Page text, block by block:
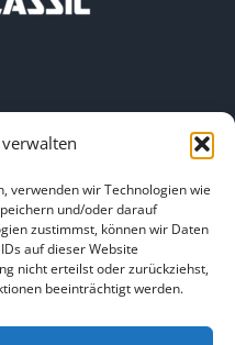
verwenden wir Technologien wie
und/oder darauf
zustimmst, können wir Daten
auf dieser Website
nicht erteilst oder zurückziehst,
beeinträchtigt werden.
|DATENSCHUTZ